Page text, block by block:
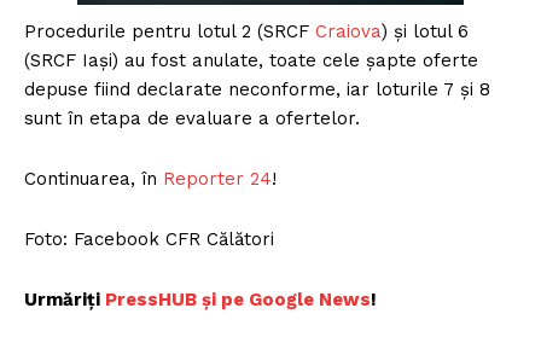
Procedurile pentru lotul 2 (SRCF Craiova) și lotul 6
(SRCF Iași) au fost anulate, toate cele șapte oferte
depuse fiind declarate neconforme, iar loturile 7 și 8
sunt în etapa de evaluare a ofertelor.
Continuarea, în Reporter 24!
Foto: Facebook CFR Călători
Urmăriți PressHUB și pe Google News!